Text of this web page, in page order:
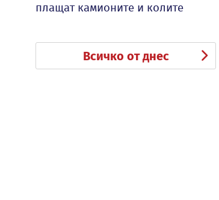
плащат камионите и колите
Всичко от днес